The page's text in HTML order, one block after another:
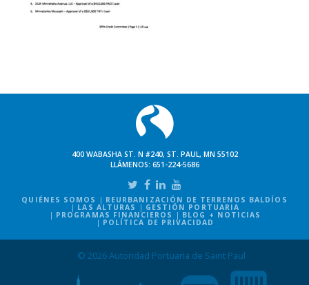
400 WABASHA ST. N #240, ST. PAUL, MN 55102
LLÁMENOS: 651-224-5686
QUIÉNES SOMOS REURBANIZACIÓN DE TERRENOS BALDÍOS
LAS ALTURAS GESTIÓN PORTUARIA
PROGRAMAS FINANCIEROS BLOG + NOTICIAS
POLÍTICA DE PRIVACIDAD
© 2026 Autoridad Portuaria de Saint Paul